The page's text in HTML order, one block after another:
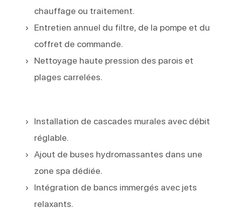
chauffage ou traitement.
Entretien annuel du filtre, de la pompe et du
coffret de commande.
Nettoyage haute pression des parois et
plages carrelées.
Installation de cascades murales avec débit
réglable.
Ajout de buses hydromassantes dans une
zone spa dédiée.
Intégration de bancs immergés avec jets
relaxants.